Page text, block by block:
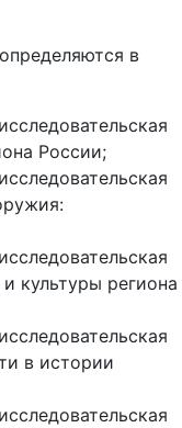
в
России;
культуры региона
в истории